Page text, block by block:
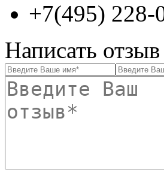
+7(495) 228-
Написать